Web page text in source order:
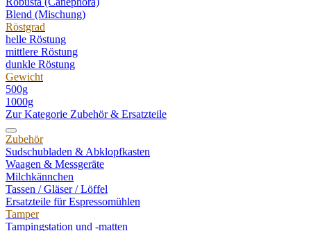
Blend (Mischung)
Röstgrad
helle Röstung
mittlere Röstung
dunkle Röstung
Gewicht
500g
1000g
Zur Kategorie Zubehör & Ersatzteile
Zubehör
Sudschubladen & Abklopfkasten
Waagen & Messgeräte
Milchkännchen
Tassen / Gläser / Löffel
Ersatzteile für Espressomühlen
Tamper
Tampingstation und -matten